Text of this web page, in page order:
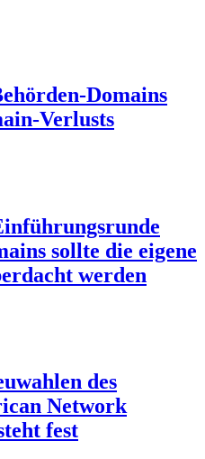
Domains
Verlusts
sollte die eigene
werden
des
Network
fest